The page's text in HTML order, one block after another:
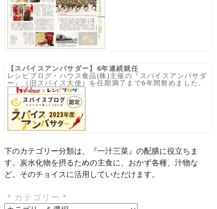
【スパイスアンバサダー】6年連続就任
レシピブログ・ハウス食品(株)主催の『スパイスアンバサダ
ー』（旧スパイス大使）を任期満了まで6年間努めました。
下のカテゴリー分類は、『一汁三菜』の配膳に役立ちま
す。炭水化物を摂るための主食に、おかず各種、汁物な
ど。そのチョイスに活用していただけます。
＊カテゴリー＊